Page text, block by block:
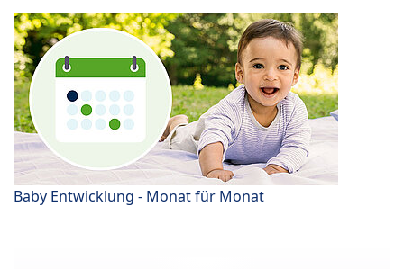
Baby Entwicklung - Monat für Monat